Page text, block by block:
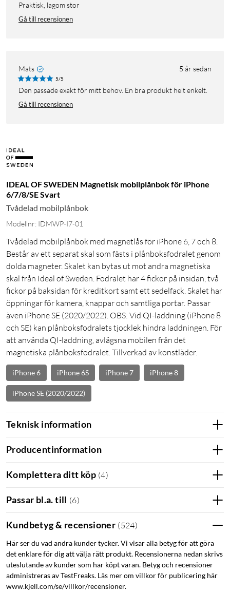
Praktisk, lagom stor
Gå till recensionen
Mats 5 år sedan
5/5
Den passade exakt för mitt behov. En bra produkt helt enkelt.
Gå till recensionen
IDEAL OF SWEDEN Magnetisk mobilplånbok för iPhone
6/7/8/SE Svart
Tvådelad mobilplånbok
Modellnr: IDMWP-I7-01
Tvådelad mobilplånbok med magnetlås för iPhone 6, 7 och 8.
Består av ett separat skal som fästs i plånboksfodralet genom
dolda magneter. Skalet kan bytas ut mot andra magnetiska
skal från Ideal of Sweden. Fodralet har 4 fickor på insidan, två
fickor på baksidan för kreditkort samt ett sedelfack. Skalet har
öppningar för kamera, knappar och samtliga portar. Passar
även iPhone SE (2020/2022). OBS: Vid QI-laddning (iPhone 8
och SE) kan plånboksfodralets tjocklek hindra laddningen. För
att använda QI-laddning, avlägsna mobilen från det
magnetiska plånboksfodralet. Tillverkad av konstläder.
iPhone 6 iPhone 6S iPhone 7 iPhone 8
iPhone SE (2020/2022)
Teknisk information
Producentinformation
Komplettera ditt köp (4)
Passar bl.a. till (6)
Kundbetyg & recensioner (524)
Här ser du vad andra kunder tycker. Vi visar alla betyg för att göra
det enklare för dig att välja rätt produkt. Recensionerna nedan skrivs
uteslutande av kunder som har köpt varan. Betyg och recensioner
administreras av TestFreaks. Läs mer om villkor för publicering här
www.kjell.com/se/villkor/recensioner.